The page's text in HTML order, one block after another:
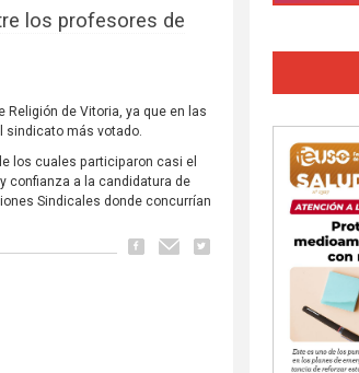
los profesores de
Religión de Vitoria, ya que en las
sindicato más votado.
los cuales participaron casi el
confianza a la candidatura de
Sindicales donde concurrían